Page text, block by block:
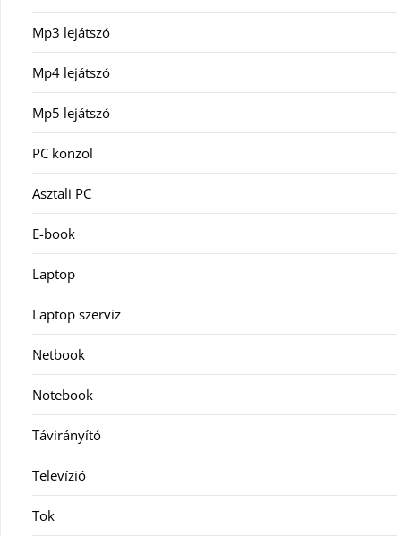
Mp3 lejátszó
Mp4 lejátszó
Mp5 lejátszó
PC konzol
Asztali PC
E-book
Laptop
Laptop szerviz
Netbook
Notebook
Távirányító
Televízió
Tok